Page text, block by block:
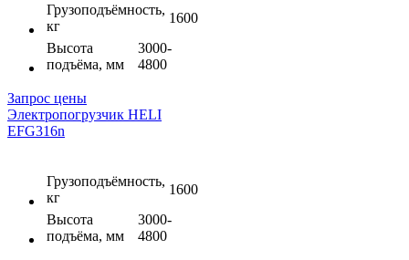
Грузоподъёмность,
кг
1600
Высота
подъёма, мм
3000-
4800
Запрос цены
Электропогрузчик HELI
EFG316n
Грузоподъёмность,
кг
1600
Высота
подъёма, мм
3000-
4800